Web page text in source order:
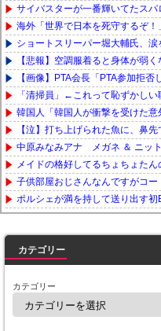
サイバスターが一番輝いてたスパ
海外「世界で日本を死守するぞ！
ショートスリーパー堀大輔氏、涙
【悲報】空調服着ると身体が弱
【画像】PTA会長「PTA参加拒否
「清掃員」←これって恥ずかしい
韓国人「韓国人が衝撃を受けた
【泣】打ち上げられた魚に、鼻
中原みなみアナ メガネ ＆ ニッ
メイドの格好してるちょちょたん
子供部屋おじさんなんですがコー
ポルシェが満を持して送り出す初
カテゴリー
カテゴリー